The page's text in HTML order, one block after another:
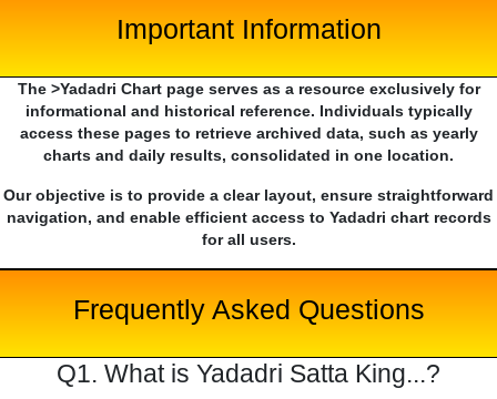
Important Information
The >Yadadri Chart page serves as a resource exclusively for
informational and historical reference. Individuals typically
access these pages to retrieve archived data, such as yearly
charts and daily results, consolidated in one location.
Our objective is to provide a clear layout, ensure straightforward
navigation, and enable efficient access to Yadadri chart records
for all users.
Frequently Asked Questions
Q1. What is Yadadri Satta King...?